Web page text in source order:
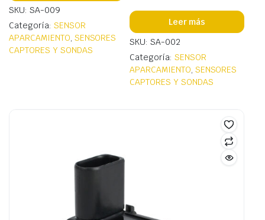
SKU: SA-009
Categoría: SENSOR
APARCAMIENTO, SENSORES
CAPTORES Y SONDAS
Leer más
SKU: SA-002
Categoría: SENSOR
APARCAMIENTO, SENSORES
CAPTORES Y SONDAS